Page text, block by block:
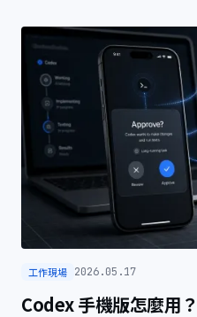
工作現場 2026.05.17
Codex 手機版怎麼用